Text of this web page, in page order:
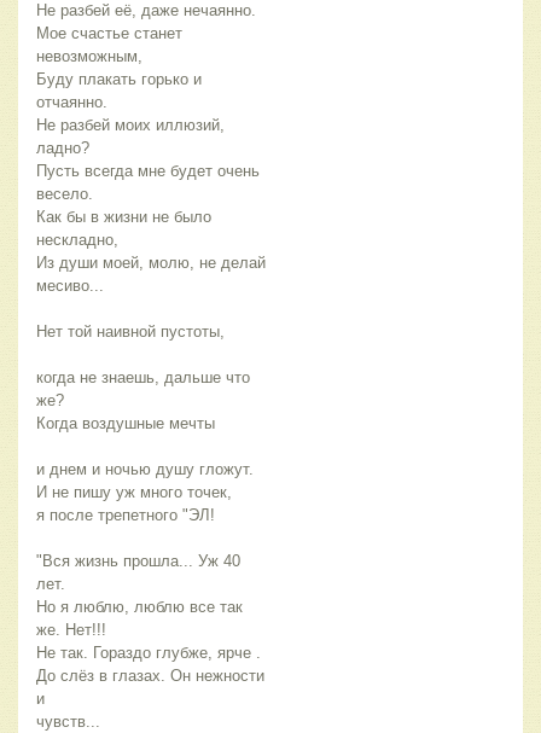
Не разбей её, даже нечаянно.
Мое счастье станет
невозможным,
Буду плакать горько и
отчаянно.
Не разбей моих иллюзий,
ладно?
Пусть всегда мне будет очень
весело.
Как бы в жизни не было
нескладно,
Из души моей, молю, не делай
месиво...
Нет той наивной пустоты,
когда не знаешь, дальше что
же?
Когда воздушные мечты
и днем и ночью душу гложут.
И не пишу уж много точек,
я после трепетного "ЭЛ!
"Вся жизнь прошла... Уж 40
лет.
Но я люблю, люблю все так
же. Нет!!!
Не так. Гораздо глубже, ярче .
До слёз в глазах. Он нежности
и
чувств...